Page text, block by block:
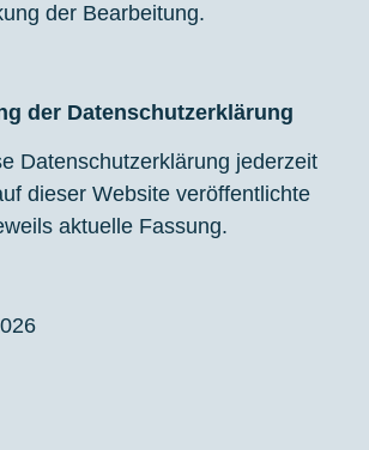
der Bearbeitung.
Datenschutzerklärung
Datenschutzerklärung jederzeit
dieser Website veröffentlichte
aktuelle Fassung.